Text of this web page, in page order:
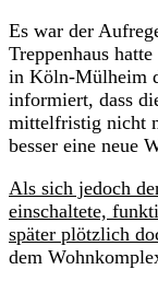
Es war der
Treppenhaus
in Köln-Mülheim
informiert, dass
mittelfristig nicht
besser eine neue
Als sich jedoch
einschaltete,
später plötzlich
dem